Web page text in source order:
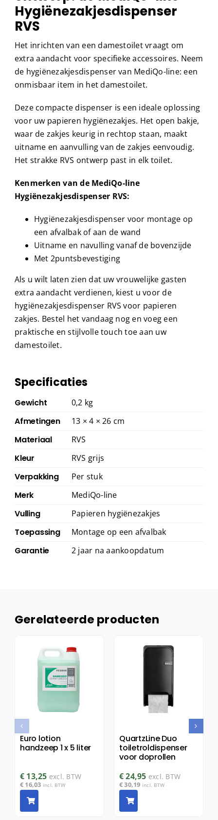
Hygiënezakjesdispenser
RVS
Het inrichten van een damestoilet vraagt om
extra aandacht voor specifieke accessoires. Neem
de hygiënezakjesdispenser van MediQo-line: een
onmisbaar item in het damestoilet.
Deze compacte dispenser is een ideale oplossing
voor uw papieren hygiënezakjes. Het open bakje,
waar de zakjes keurig in rechtop staan, maakt
uitname en aanvulling van de zakjes eenvoudig.
Het strakke RVS ontwerp past in elk toilet.
Kenmerken van de MediQo-line
Hygiënezakjesdispenser RVS:
Hygiënezakjesdispenser voor montage op
een afvalbak of aan de wand
Uitname en navulling vanaf de bovenzijde
Met 2puntsbevestiging
Als u wilt laten zien dat uw vrouwelijke gasten
extra aandacht verdienen, kiest u voor de
hygiënezakjesdispenser RVS voor papieren
zakjes. Bestel het vandaag nog en voeg een
praktische en stijlvolle touch toe aan uw
damestoilet.
Specificaties
Gewicht 0,2 kg
Afmetingen 13 × 4 × 26 cm
Materiaal RVS
Kleur RVS grijs
Verpakking Per stuk
Merk MediQo-line
Vulling Papieren hygiënezakjes
Toepassing Montage op een afvalbak
Garantie 2 jaar na aankoopdatum
Gerelateerde producten
Euro lotion
handzeep 1 x 5 liter
€ 13,25 excl. BTW
€ 16,03 incl. BTW
QuartzLine Duo
toiletroldispenser
voor doprollen
€24,95 excl. BTW
€30,19 incl. BTW